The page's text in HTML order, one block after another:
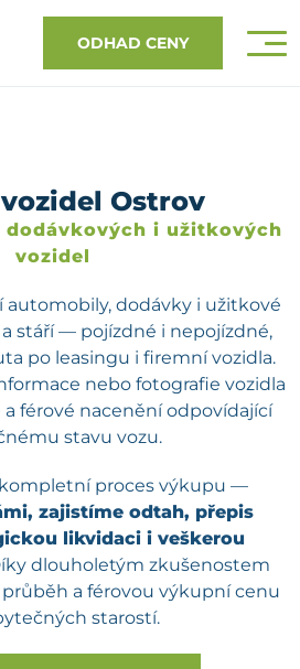
ODHAD CENY
Ostrov
dodávkových i užitkových
vozidel
dodávky i užitkové
stáří — pojízdné i nepojízdné,
po leasingu i firemní vozidla.
nebo fotografie vozidla
férové nacenění odpovídající
stavu vozu.
kompletní proces výkupu —
zajistíme odtah, přepis
likvidaci i veškerou
dlouholetým zkušenostem
a férovou výkupní cenu
starostí.